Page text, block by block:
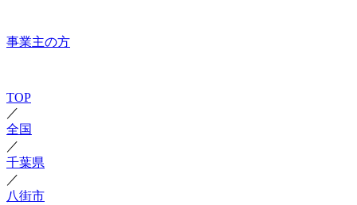
事業主の方
TOP
／
全国
／
千葉県
／
八街市